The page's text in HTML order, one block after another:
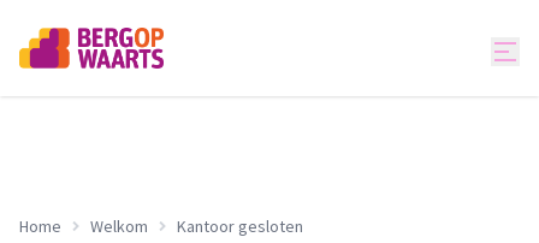
Home Welkom
Kantoor gesloten